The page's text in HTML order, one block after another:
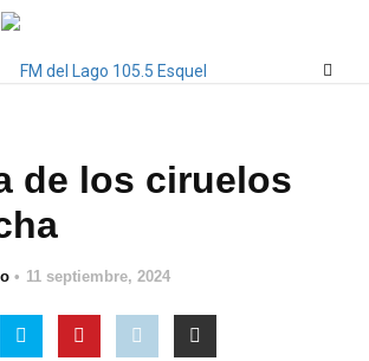
de los ciruelos
11 septiembre, 2024